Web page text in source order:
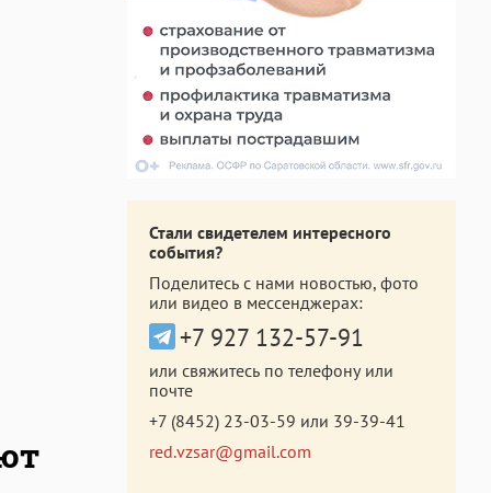
Стали свидетелем интересного
события?
Поделитесь с нами новостью, фото
или видео в мессенджерах:
+7 927 132-57-91
или свяжитесь по телефону или
почте
+7 (8452) 23-03-59 или 39-39-41
red.vzsar@gmail.com